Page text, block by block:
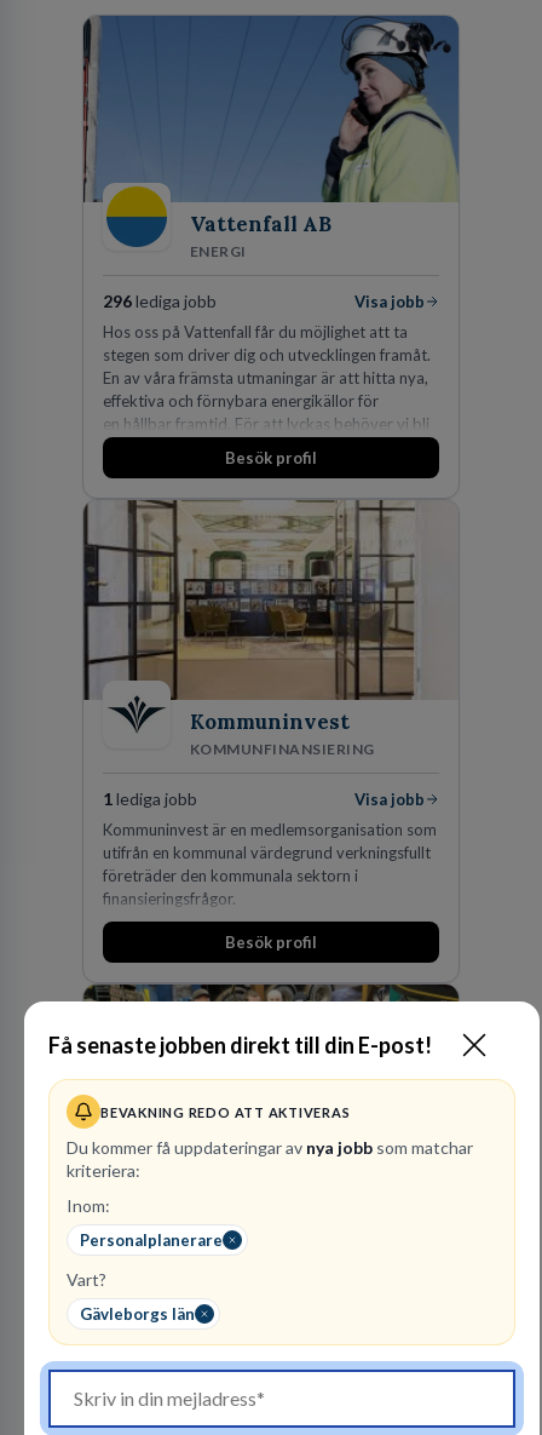
Få senaste jobben direkt till din E-post!
BEVAKNING REDO ATT AKTIVERAS
Du kommer få uppdateringar av nya jobb som matchar
kriteriera:
Inom:
Personalplanerare
Vart?
Gävleborgs län
Vattenfall AB
ENERGI
296lediga jobb
Visa jobb
Hos oss på Vattenfall får du möjlighet att ta
stegen som driver dig och utvecklingen framåt.
En av våra främsta utmaningar är att hitta nya,
effektiva och förnybara energikällor för
en hållbar framtid. För att lyckas behöver vi bli
fler medarbetare som vill göra skillnad.
Besök profil
Kommuninvest
KOMMUNFINANSIERING
1lediga jobb
Visa jobb
Kommuninvest är en medlemsorganisation som
utifrån en kommunal värdegrund verkningsfullt
företräder den kommunala sektorn i
finansieringsfrågor.
Besök profil
Lastvagnar AB
ÅTERFÖRSÄLJARE
1lediga jobb
särskilde lastvagnsverksamheten från
huvudanläggningen i Värnamo. Sedan dess har
Besök profil